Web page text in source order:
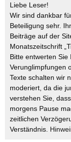
Liebe Leser!
Wir sind dankbar
Beteiligung sehr.
Beiträge auf der
Monatszeitschrift
Bitte entwerten Sie
Verunglimpfungen
Texte schalten wir
moderiert, da die
verstehen Sie,
morgens Pause
zeitlichen
Verständnis.